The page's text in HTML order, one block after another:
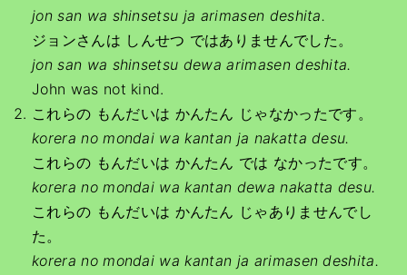
jon san wa shinsetsu ja arimasen deshita.
ジョンさんは しんせつ ではありませんでした。
jon san wa shinsetsu dewa arimasen deshita.
John was not kind.
これらの もんだいは かんたん じゃなかったです。
korera no mondai wa kantan ja nakatta desu.
これらの もんだいは かんたん では なかったです。
korera no mondai wa kantan dewa nakatta desu.
これらの もんだいは かんたん じゃありませんでし
た。
korera no mondai wa kantan ja arimasen deshita.